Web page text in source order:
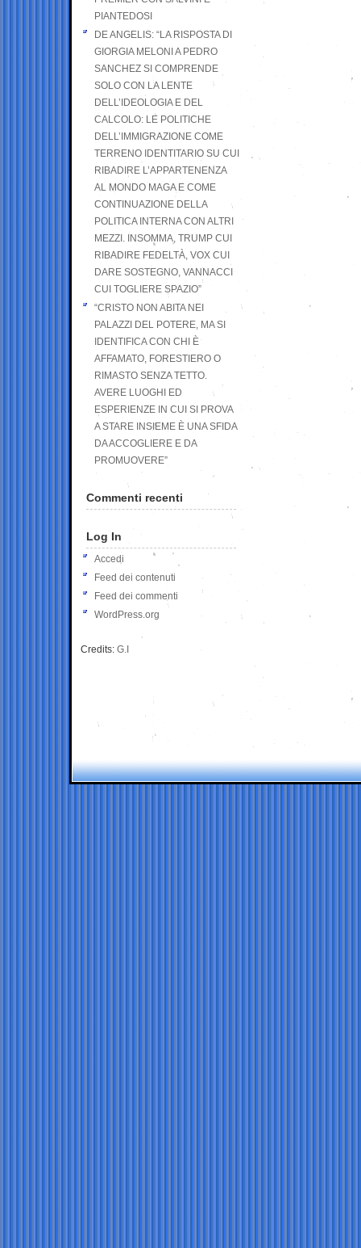
PIANTEDOSI
DE ANGELIS: “LA RISPOSTA DI
GIORGIA MELONI A PEDRO
SANCHEZ SI COMPRENDE
SOLO CON LA LENTE
DELL’IDEOLOGIA E DEL
CALCOLO: LE POLITICHE
DELL’IMMIGRAZIONE COME
TERRENO IDENTITARIO SU CUI
RIBADIRE L’APPARTENENZA
AL MONDO MAGA E COME
CONTINUAZIONE DELLA
POLITICA INTERNA CON ALTRI
MEZZI. INSOMMA, TRUMP CUI
RIBADIRE FEDELTÀ, VOX CUI
DARE SOSTEGNO, VANNACCI
CUI TOGLIERE SPAZIO”
“CRISTO NON ABITA NEI
PALAZZI DEL POTERE, MA SI
IDENTIFICA CON CHI È
AFFAMATO, FORESTIERO O
RIMASTO SENZA TETTO.
AVERE LUOGHI ED
ESPERIENZE IN CUI SI PROVA
A STARE INSIEME È UNA SFIDA
DA ACCOGLIERE E DA
PROMUOVERE”
Commenti recenti
Log In
Accedi
Feed dei contenuti
Feed dei commenti
WordPress.org
Credits: G.I